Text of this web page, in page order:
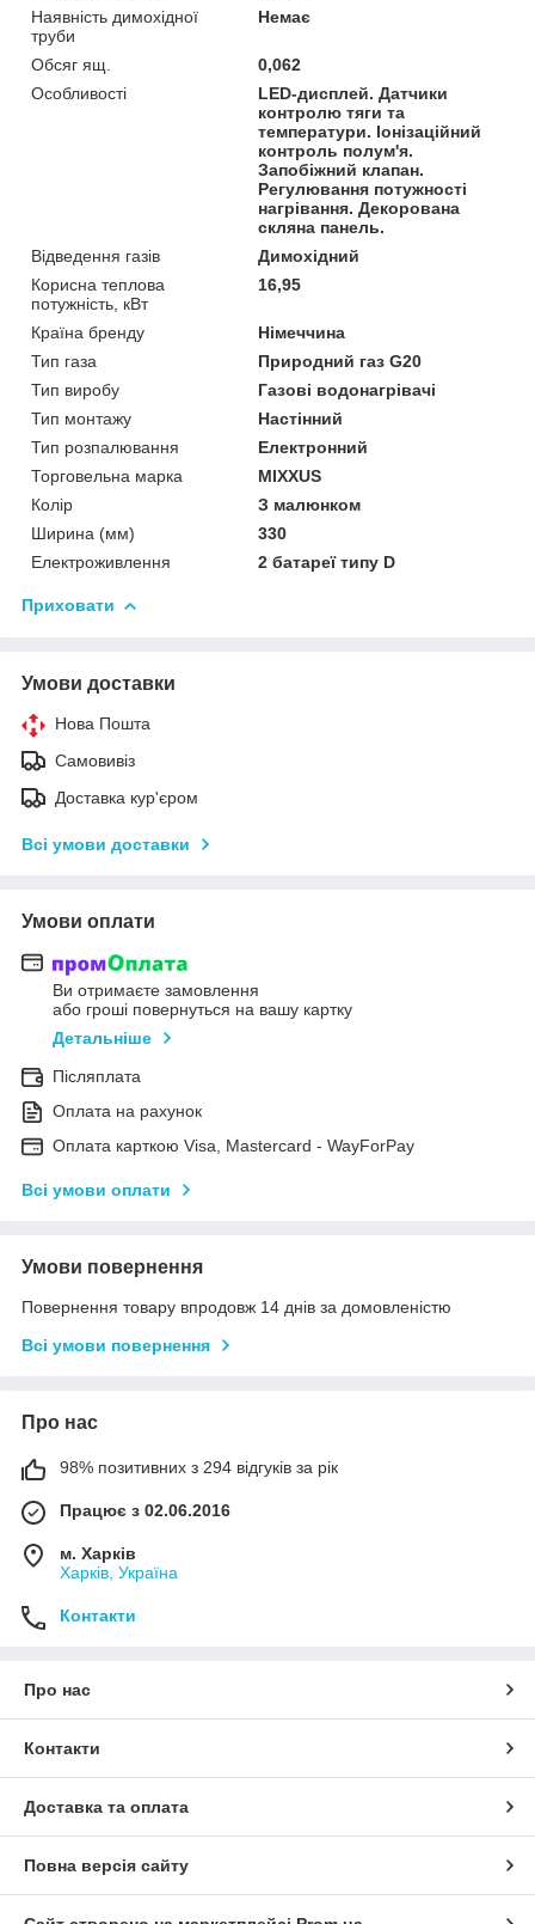
Наявність димохідної
труби
Немає
Обсяг ящ.
0,062
Особливості
LED-дисплей. Датчики
контролю тяги та
температури. Іонізаційний
контроль полум'я.
Запобіжний клапан.
Регулювання потужності
нагрівання. Декорована
скляна панель.
Відведення газів
Димохідний
Корисна теплова
потужність, кВт
16,95
Країна бренду
Німеччина
Тип газа
Природний газ G20
Тип виробу
Газові водонагрівачі
Тип монтажу
Настінний
Тип розпалювання
Електронний
Торговельна марка
MIXXUS
Колір
З малюнком
Ширина (мм)
330
Електроживлення
2 батареї типу D
Приховати
Умови доставки
Нова Пошта
Самовивіз
Доставка кур'єром
Всі умови доставки
Умови оплати
Ви отримаєте замовлення
або гроші повернуться на вашу картку
Детальніше
Післяплата
Оплата на рахунок
Оплата карткою Visa, Mastercard - WayForPay
Всі умови оплати
Умови повернення
Повернення товару впродовж 14 днів за домовленістю
Всі умови повернення
Про нас
98% позитивних з 294 відгуків за рік
Працює з 02.06.2016
м. Харків
Харків, Україна
Контакти
Про нас
Контакти
Доставка та оплата
Повна версія сайту